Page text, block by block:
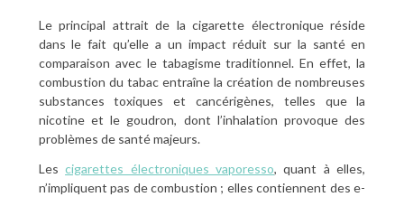
Le principal attrait de la cigarette électronique réside
dans le fait qu’elle a un impact réduit sur la santé en
comparaison avec le tabagisme traditionnel. En effet, la
combustion du tabac entraîne la création de nombreuses
substances toxiques et cancérigènes, telles que la
nicotine et le goudron, dont l’inhalation provoque des
problèmes de santé majeurs.
Lescigarettes électroniques vaporesso, quant à elles,
n’impliquent pas de combustion ; elles contiennent des e-